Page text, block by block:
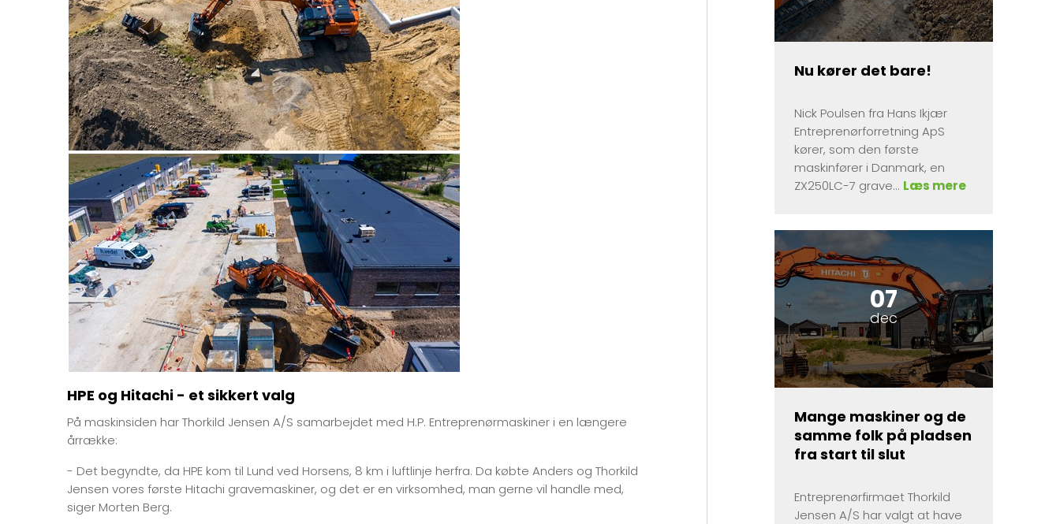
HPE og Hitachi - et sikkert valg
På maskinsiden har Thorkild Jensen A/S samarbejdet med H.P. Entreprenørmaskiner i en længere
årrække:
- Det begyndte, da HPE kom til Lund ved Horsens, 8 km i luftlinje herfra. Da købte Anders og Thorkild
Jensen vores første Hitachi gravemaskiner, og det er en virksomhed, man gerne vil handle med,
siger Morten Berg.
Nu kører det bare!
Nick Poulsen fra Hans Ikjær
Entreprenørforretning ApS
kører, som den første
maskinfører i Danmark, en
ZX250LC-7 grave... Læs mere
07
dec
Mange maskiner og de
samme folk på pladsen
fra start til slut
Entreprenørfirmaet Thorkild
Jensen A/S har valgt at have